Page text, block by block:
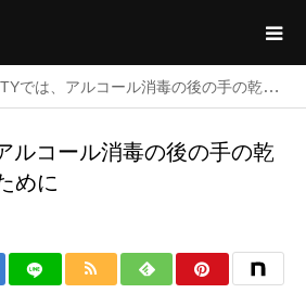
は、アルコール消毒の後の手の乾燥から手を守るために
ルコール消毒の後の手の乾
めに